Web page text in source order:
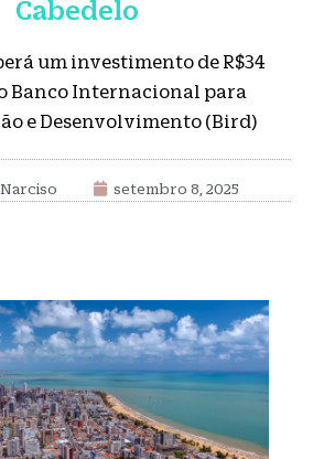
Cabedelo
um investimento de R$34
Banco Internacional para
e Desenvolvimento (Bird)
setembro 8, 2025